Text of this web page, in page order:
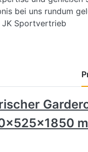
bei uns rundum
JK Sportvertrieb